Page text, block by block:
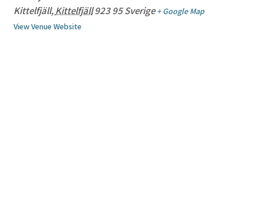
Kittelfjäll, Kittelfjäll 923 95 Sverige + Google Map
View Venue Website